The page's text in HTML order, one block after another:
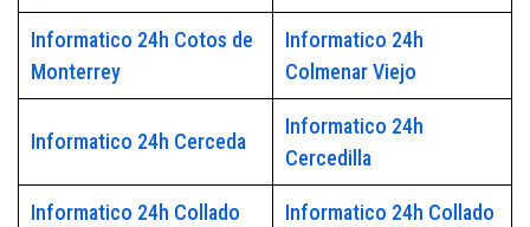
Informatico 24h Cotos de
Monterrey
Informatico 24h
Colmenar Viejo
Informatico 24h Cerceda
Informatico 24h
Cercedilla
Informatico 24h Collado
Informatico 24h Collado